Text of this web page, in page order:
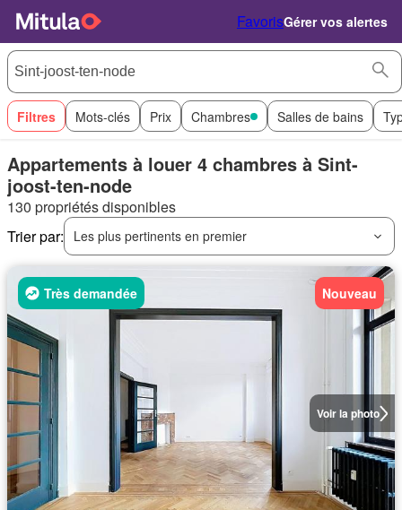
FavorisGérer vos alertes
Filtres Mots-clés Prix Chambres Salles de bains
Appartements à louer 4 chambres à Sint-
joost-ten-node
130 propriétés disponibles
Trier par:
Les plus pertinents en premier
Voir la photo
Très demandée Nouveau